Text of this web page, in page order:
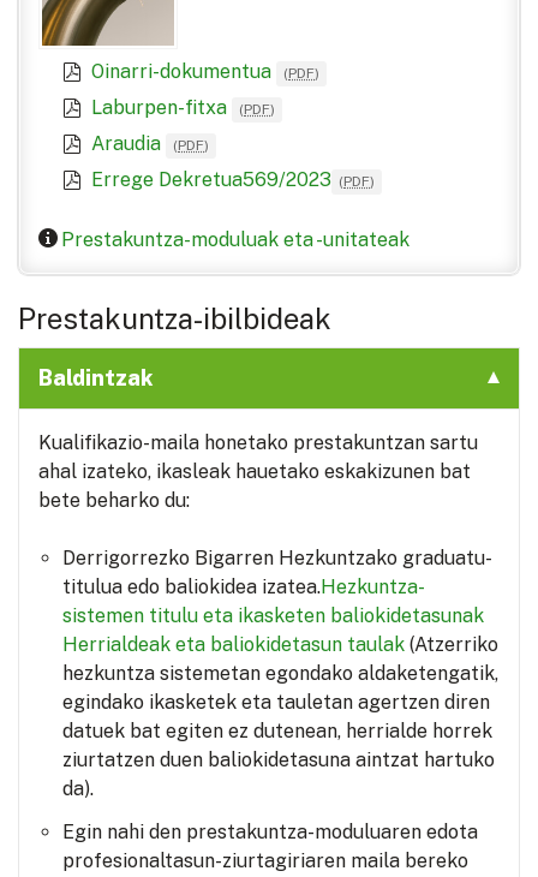
Oinarri-dokumentua (PDF)
Laburpen-fitxa (PDF)
Araudia (PDF)
Errege Dekretua569/2023 (PDF)
Prestakuntza-moduluak eta -unitateak
Prestakuntza-ibilbideak
Baldintzak
Kualifikazio-maila honetako prestakuntzan sartu
ahal izateko, ikasleak hauetako eskakizunen bat
bete beharko du:
Derrigorrezko Bigarren Hezkuntzako graduatu-
titulua edo baliokidea izatea.Hezkuntza-
sistemen titulu eta ikasketen baliokidetasunak
Herrialdeak eta baliokidetasun taulak (Atzerriko
hezkuntza sistemetan egondako aldaketengatik,
egindako ikasketek eta tauletan agertzen diren
datuek bat egiten ez dutenean, herrialde horrek
ziurtatzen duen baliokidetasuna aintzat hartuko
da).
Egin nahi den prestakuntza-moduluaren edota
profesionaltasun-ziurtagiriaren maila bereko